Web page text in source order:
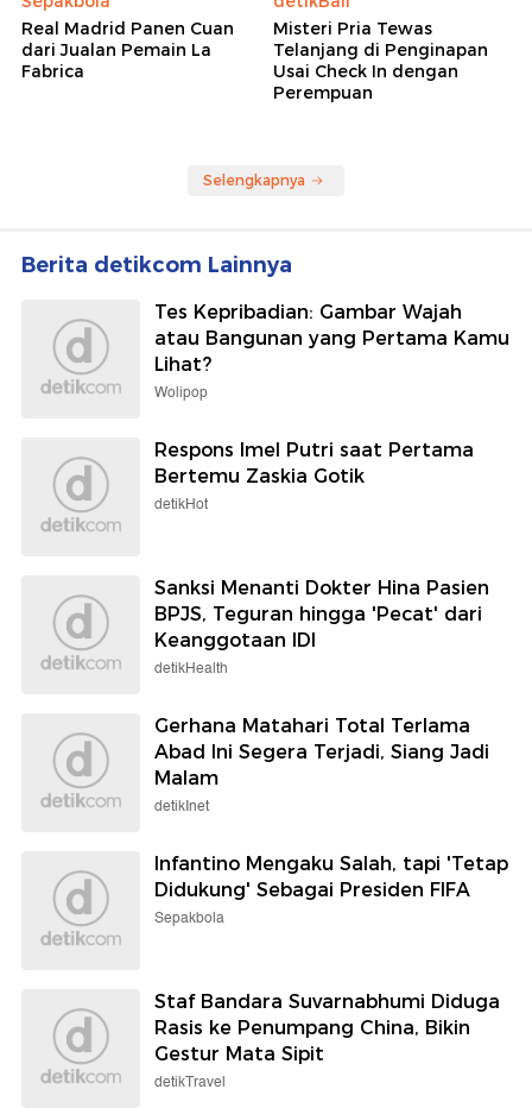
Real Madrid Panen Cuan
dari Jualan Pemain La
Fabrica
Misteri Pria Tewas
Telanjang di Penginapan
Usai Check In dengan
Perempuan
Selengkapnya
Berita detikcom Lainnya
Tes Kepribadian: Gambar Wajah
atau Bangunan yang Pertama Kamu
Lihat?
Wolipop
Respons Imel Putri saat Pertama
Bertemu Zaskia Gotik
detikHot
Sanksi Menanti Dokter Hina Pasien
BPJS, Teguran hingga 'Pecat' dari
Keanggotaan IDI
detikHealth
Gerhana Matahari Total Terlama
Abad Ini Segera Terjadi, Siang Jadi
Malam
detikInet
Infantino Mengaku Salah, tapi 'Tetap
Didukung' Sebagai Presiden FIFA
Sepakbola
Staf Bandara Suvarnabhumi Diduga
Rasis ke Penumpang China, Bikin
Gestur Mata Sipit
detikTravel